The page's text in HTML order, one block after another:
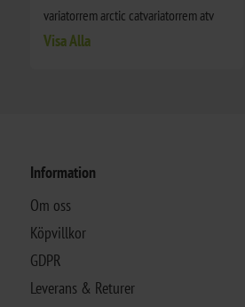
variatorrem arctic catvariatorrem atv
Visa Alla
Information
Om oss
Köpvillkor
GDPR
Leverans & Returer